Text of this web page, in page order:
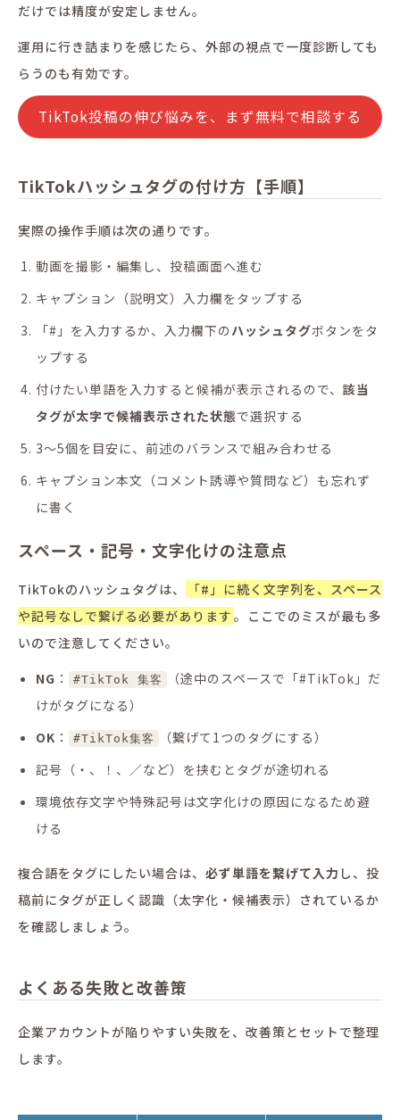
だけでは精度が安定しません。
運用に行き詰まりを感じたら、外部の視点で一度診断しても
らうのも有効です。
TikTok投稿の伸び悩みを、まず無料で相談する
TikTokハッシュタグの付け方【手順】
実際の操作手順は次の通りです。
動画を撮影・編集し、投稿画面へ進む
キャプション（説明文）入力欄をタップする
「#」を入力するか、入力欄下の ハッシュタグボタンをタ
ップする
付けたい単語を入力すると候補が表示されるので、 該当
タグが太字で候補表示された状態で選択する
3〜5個を目安に、前述のバランスで組み合わせる
キャプション本文（コメント誘導や質問など）も忘れず
に書く
スペース・記号・文字化けの注意点
TikTokのハッシュタグは、
「#」に続く文字列を、スペース
や記号なしで繋げる必要があります 。ここでのミスが最も多
いので注意してください。
NG ： #TikTok 集客 （途中のスペースで「#TikTok」だ
けがタグになる）
OK ： #TikTok集客 （繋げて1つのタグにする）
記号（・、！、／など）を挟むとタグが途切れる
環境依存文字や特殊記号は文字化けの原因になるため避
ける
複合語をタグにしたい場合は、 必ず単語を繋げて入力 し、投
稿前にタグが正しく認識（太字化・候補表示）されているか
を確認しましょう。
よくある失敗と改善策
企業アカウントが陥りやすい失敗を、改善策とセットで整理
します。